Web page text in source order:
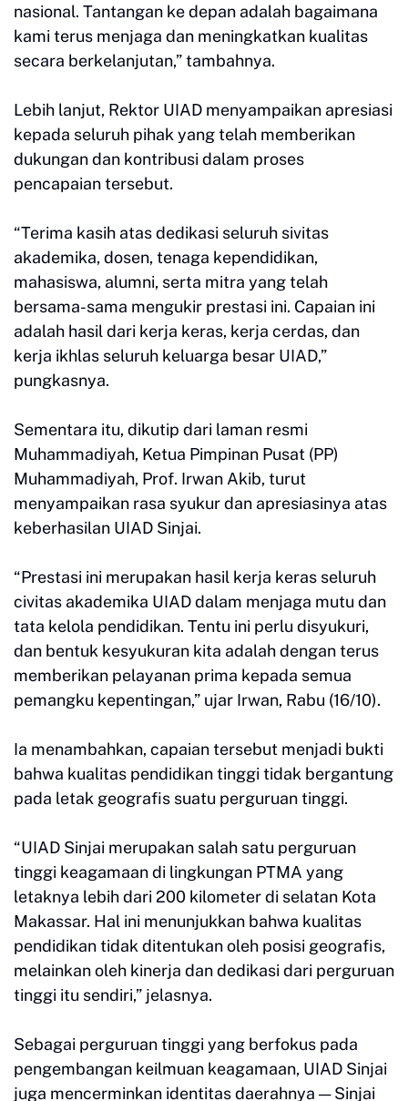
nasional. Tantangan ke depan adalah bagaimana
kami terus menjaga dan meningkatkan kualitas
secara berkelanjutan,” tambahnya.
Lebih lanjut, Rektor UIAD menyampaikan apresiasi
kepada seluruh pihak yang telah memberikan
dukungan dan kontribusi dalam proses
pencapaian tersebut.
“Terima kasih atas dedikasi seluruh sivitas
akademika, dosen, tenaga kependidikan,
mahasiswa, alumni, serta mitra yang telah
bersama-sama mengukir prestasi ini. Capaian ini
adalah hasil dari kerja keras, kerja cerdas, dan
kerja ikhlas seluruh keluarga besar UIAD,”
pungkasnya.
Sementara itu, dikutip dari laman resmi
Muhammadiyah, Ketua Pimpinan Pusat (PP)
Muhammadiyah, Prof. Irwan Akib, turut
menyampaikan rasa syukur dan apresiasinya atas
keberhasilan UIAD Sinjai.
“Prestasi ini merupakan hasil kerja keras seluruh
civitas akademika UIAD dalam menjaga mutu dan
tata kelola pendidikan. Tentu ini perlu disyukuri,
dan bentuk kesyukuran kita adalah dengan terus
memberikan pelayanan prima kepada semua
pemangku kepentingan,” ujar Irwan, Rabu (16/10).
Ia menambahkan, capaian tersebut menjadi bukti
bahwa kualitas pendidikan tinggi tidak bergantung
pada letak geografis suatu perguruan tinggi.
“UIAD Sinjai merupakan salah satu perguruan
tinggi keagamaan di lingkungan PTMA yang
letaknya lebih dari 200 kilometer di selatan Kota
Makassar. Hal ini menunjukkan bahwa kualitas
pendidikan tidak ditentukan oleh posisi geografis,
melainkan oleh kinerja dan dedikasi dari perguruan
tinggi itu sendiri,” jelasnya.
Sebagai perguruan tinggi yang berfokus pada
pengembangan keilmuan keagamaan, UIAD Sinjai
juga mencerminkan identitas daerahnya — Sinjai